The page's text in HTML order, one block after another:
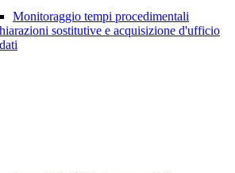
Monitoraggio tempi procedimentali
sostitutive e acquisizione d'ufficio